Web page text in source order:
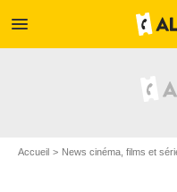
menu
Accueil News cinéma, films et